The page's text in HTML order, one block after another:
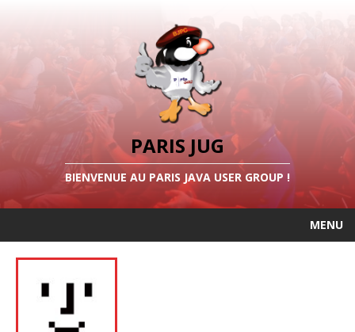
PARIS JUG
BIENVENUE AU PARIS JAVA USER GROUP !
MENU